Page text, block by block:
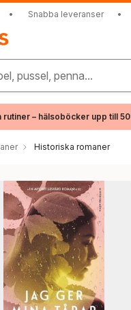
• Snabba leveranser •
pussel, penna...
rutiner – hälsoböcker upp till
Historiska romaner